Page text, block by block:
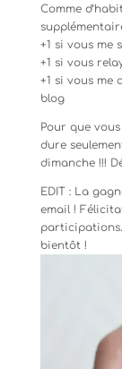
Comme
+1 si vous me
+1 si vous
+1 si vous me
blog
Pour que
dure
dimanche !!!
EDIT : La
email !
bientôt !